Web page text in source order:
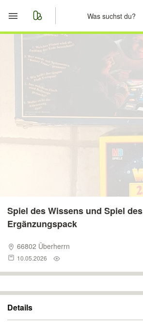
Start
Merkliste
Nachrichten
Anzeige aufgeben
Spiel des Wissens und Spiel
Ergänzungspack
66802 Überherrn
10.05.2026
Details